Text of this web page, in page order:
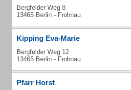
Bergfelder Weg 8
13465 Berlin - Frohnau
Kipping Eva-Marie
Bergfelder Weg 12
13465 Berlin - Frohnau
Pfarr Horst